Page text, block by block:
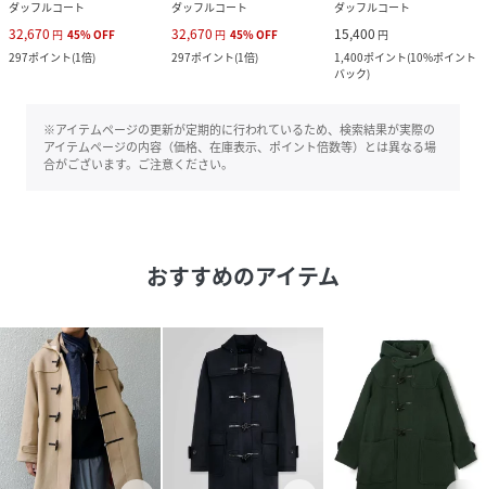
ダッフルコート
32,670 円 45%OFF
297ポイント(1倍)
ダッフルコート
32,670 円 45%OFF
297ポイント(1倍)
ダッフルコート
15,400 円
1,400ポイント(10%ポイント
バック)
※アイテムページの更新が定期的に行われているため、検索結果が実際の
アイテムページの内容（価格、在庫表示、ポイント倍数等）とは異なる場
合がございます。ご注意ください。
おすすめのアイテム